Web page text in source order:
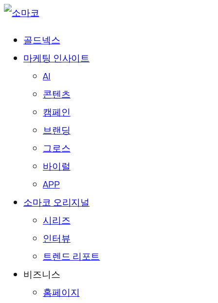
골드넥스
마케팅 인사이트
AI
콘텐츠
캠페인
브랜딩
그로스
바이럴
APP
소마코 오리지널
시리즈
인터뷰
트렌드 리포트
비즈니스
홈페이지